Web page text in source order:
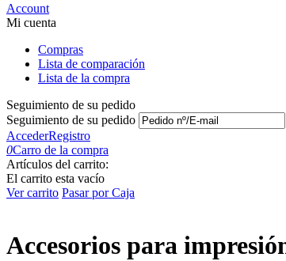
Account
Mi cuenta
Compras
Lista de comparación
Lista de la compra
Seguimiento de su pedido
Seguimiento de su pedido
AccederRegistro
0Carro de la compra
Artículos del carrito:
El carrito esta vacío
Ver carrito Pasar por Caja
Accesorios para